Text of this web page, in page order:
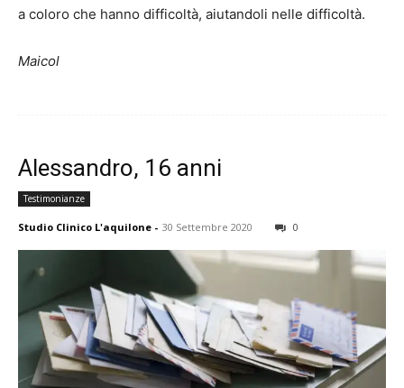
a coloro che hanno difficoltà, aiutandoli nelle difficoltà.
Maicol
Alessandro, 16 anni
Testimonianze
Studio Clinico L'aquilone - 30 Settembre 2020 0